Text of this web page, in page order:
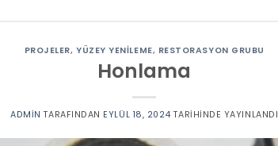
PROJELER,YÜZEY YENILEME, RESTORASYON GRUBU
Honlama
ADMIN TARAFINDAN EYLÜL 18, 2024 TARIHINDE YAYINLANDI